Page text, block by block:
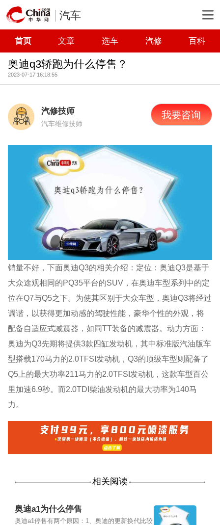
汽车
首页 文章 选车 汽修 百科
奥迪q3轿跑为什么停售？
2023-07-17 16:18:55
汽修技师
汽车维修技师
我要咨询
销量不好，下面奥迪Q3的相关介绍：定位：奥迪Q3是基于
大众途观相同的PQ35平台的SUV，在奥迪车型系列中的定
位在Q7与Q5之下。为使其区别于大众车型，奥迪Q3将经过
调谐，以获得更加动感的驾驶性能，豪华个性的外观，将
配备自适应式减震器，如同TT装备的减震器。动力方面：
奥迪为Q3先期将提供3款四缸发动机，其中标准版汽油版车
型搭载170马力的2.0TFSI发动机，Q3的顶级车型则配备了
Q5上的最大功率211马力的2.0TFSI发动机，这款车型百公
里加速6.9秒。而2.0TDI柴油发动机的最大功率为140马
力。
相关阅读
奥迪a1为什么停售
奥迪a1停售有两个原因：1、奥迪的更新换代比较